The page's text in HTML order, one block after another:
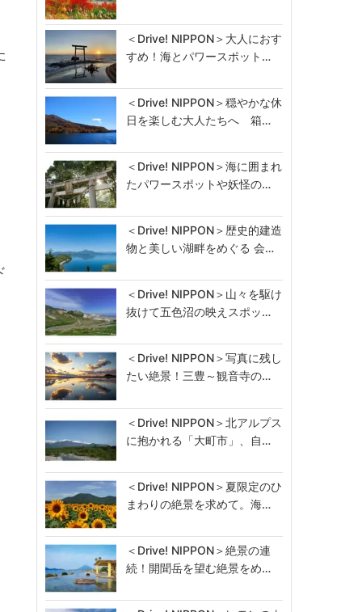
＜Drive! NIPPON＞大人におす
すめ！海とパワースポット…
＜Drive! NIPPON＞穏やかな休
日を楽しむ大人たちへ 箱…
＜Drive! NIPPON＞海に囲まれ
たパワースポットや妖怪の…
＜Drive! NIPPON＞歴史的建造
物と美しい湖畔をめぐる 会…
＜Drive! NIPPON＞山々を駆け
抜けて五色沼の映えスポッ…
＜Drive! NIPPON＞写真に残し
たい絶景！三豊～観音寺の…
＜Drive! NIPPON＞北アルプス
に抱かれる「大町市」、自…
＜Drive! NIPPON＞夏限定のひ
まわりの絶景を求めて。海…
＜Drive! NIPPON＞絶景の連
続！開聞岳を望む絶景をめ…